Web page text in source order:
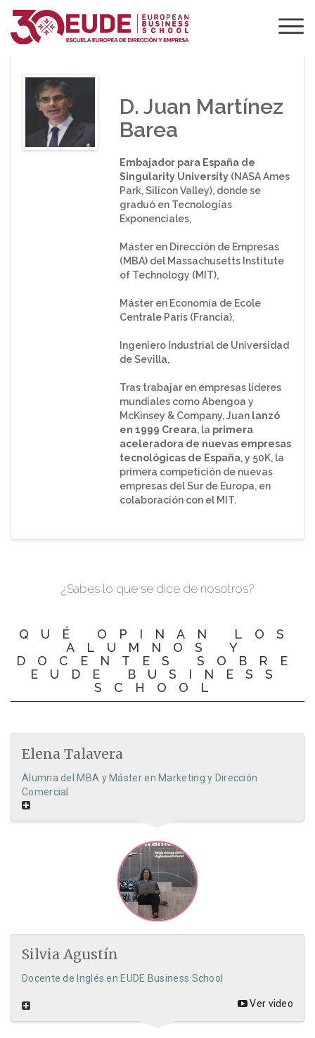
PONENTE DE EUDE
D. Juan Martínez
Barea
Embajador para España de
Singularity University(NASA Ames
Park, Silicon Valley), donde se
graduó en Tecnologías
Exponenciales,
Máster en Dirección de Empresas
(MBA) del Massachusetts Institute
of Technology (MIT),
Máster en Economía de Ecole
Centrale París (Francia),
Ingeniero Industrial de Universidad
de Sevilla,
Tras trabajar en empresas líderes
mundiales como Abengoa y
McKinsey & Company, Juan lanzó
en 1999 Creara, la primera
aceleradora de nuevas empresas
tecnológicas de España, y 50K, la
primera competición de nuevas
empresas del Sur de Europa, en
colaboración con el MIT.
¿Sabes lo que se dice de nosotros?
QUÉ OPINAN LOS
ALUMNOS Y
DOCENTES SOBRE
EUDE BUSINESS
SCHOOL
Elena Talavera
Alumna del MBA y Máster en Marketing y Dirección
Comercial
Silvia Agustín
Docente de Inglés en EUDE Business School
Ver video